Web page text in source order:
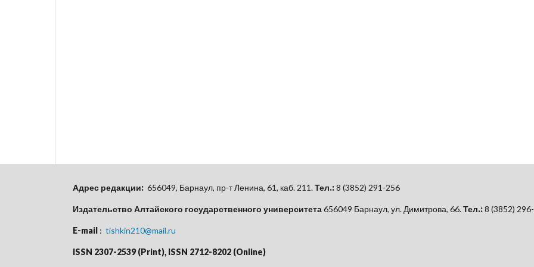
Адрес редакции: 656049, Барнаул, пр-т Ленина, 61, каб. 211.Тел.:8 (3852) 291-256
Издательство Алтайского государственного университета656049 Барнаул, ул. Димитрова, 66.Тел.:8 (3852)
E-mail : tishkin210@mail.ru
ISSN 2307-2539 (Print), ISSN 2712-8202 (Online)